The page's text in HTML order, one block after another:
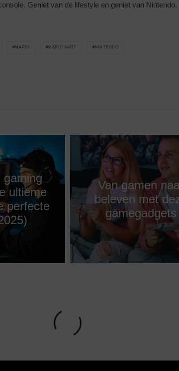
Geniet van de lifestyle en geniet van Nintendo.
MARIO MARIO KART NINTENDO
gaming
ultieme
perfecte
Van gamen
beleven met
gamegadgets